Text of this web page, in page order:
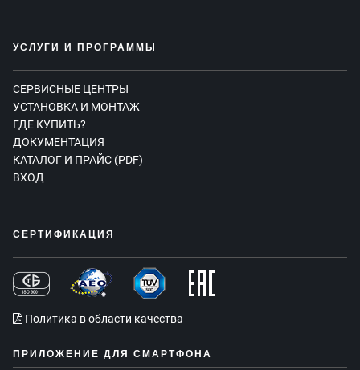
УСЛУГИ И ПРОГРАММЫ
СЕРВИСНЫЕ ЦЕНТРЫ
УСТАНОВКА И МОНТАЖ
ГДЕ КУПИТЬ?
ДОКУМЕНТАЦИЯ
КАТАЛОГ И ПРАЙС (PDF)
ВХОД
СЕРТИФИКАЦИЯ
Политика в области качества
ПРИЛОЖЕНИЕ ДЛЯ СМАРТФОНА